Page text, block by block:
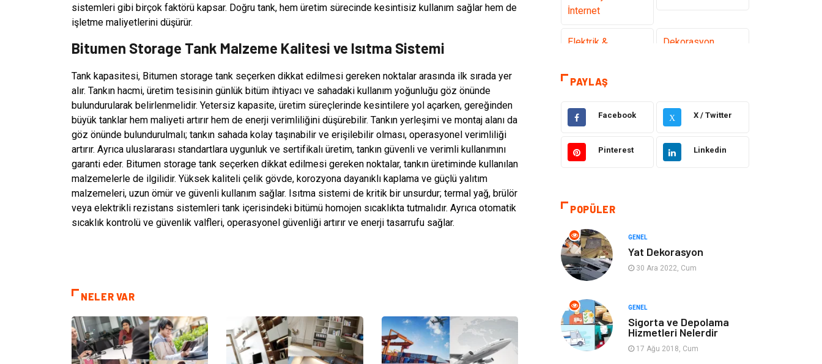
sistemleri gibi birçok faktörü kapsar. Doğru tank, hem üretim sürecinde kesintisiz kullanım sağlar hem de
işletme maliyetlerini düşürür.
Bitumen Storage Tank Malzeme Kalitesi ve Isıtma Sistemi
Tank kapasitesi, Bitumen storage tank seçerken dikkat edilmesi gereken noktalar arasında ilk sırada yer
alır. Tankın hacmi, üretim tesisinin günlük bitüm ihtiyacı ve sahadaki kullanım yoğunluğu göz önünde
bulundurularak belirlenmelidir. Yetersiz kapasite, üretim süreçlerinde kesintilere yol açarken, gereğinden
büyük tanklar hem maliyeti artırır hem de enerji verimliliğini düşürebilir. Tankın yerleşimi ve montaj alanı da
göz önünde bulundurulmalı; tankın sahada kolay taşınabilir ve erişilebilir olması, operasyonel verimliliği
artırır. Ayrıca uluslararası standartlara uygunluk ve sertifikalı üretim, tankın güvenli ve verimli kullanımını
garanti eder. Bitumen storage tank seçerken dikkat edilmesi gereken noktalar, tankın üretiminde kullanılan
malzemelerle de ilgilidir. Yüksek kaliteli çelik gövde, korozyona dayanıklı kaplama ve güçlü yalıtım
malzemeleri, uzun ömür ve güvenli kullanım sağlar. Isıtma sistemi de kritik bir unsurdur; termal yağ, brülör
veya elektrikli rezistans sistemleri tank içerisindeki bitümü homojen sıcaklıkta tutmalıdır. Ayrıca otomatik
sıcaklık kontrolü ve güvenlik valfleri, operasyonel güvenliği artırır ve enerji tasarrufu sağlar.
NELER VAR
İnternet
Elektrik &
Dekorasyon
Güzellik ve Bakım
Giyim Sağlıklı Yaşam
Makine Otomotiv
Gıda
Spor
Tatil Hobi
Emlak
Genel Kültür
Bilgisayar &
Yazılım
PAYLAŞ
Facebook X X / Twitter
Pinterest Linkedin
POPÜLER
GENEL
Yat Dekorasyon
30 Ara 2022, Cum
GENEL
Sigorta ve Depolama
Hizmetleri Nelerdir
17 Ağu 2018, Cum